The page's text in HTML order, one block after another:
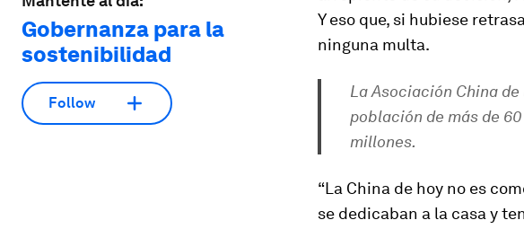
Gobernanza para la
sostenibilidad
Follow
Y eso que, si hubiese
ninguna multa.
La Asociación China
población de más de
millones.
“La China de hoy no es
se dedicaban a la casa y